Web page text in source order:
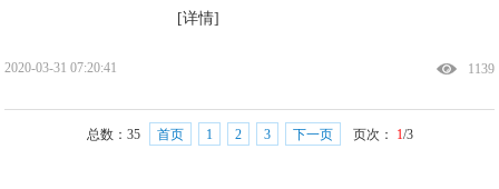
[详情]
1139
2020-03-31 07:20:41
总数： 35 首页 1 2 3 下一页 页次： 1/3